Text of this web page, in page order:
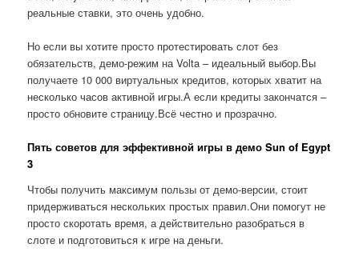
реальные ставки, это очень удобно.
Но если вы хотите просто протестировать слот без
обязательств, демо-режим на Volta – идеальный выбор.Вы
получаете 10 000 виртуальных кредитов, которых хватит на
несколько часов активной игры.А если кредиты закончатся –
просто обновите страницу.Всё честно и прозрачно.
Пять советов для эффективной игры в демо Sun of Egypt
3
Чтобы получить максимум пользы от демо-версии, стоит
придерживаться нескольких простых правил.Они помогут не
просто скоротать время, а действительно разобраться в
слоте и подготовиться к игре на деньги.